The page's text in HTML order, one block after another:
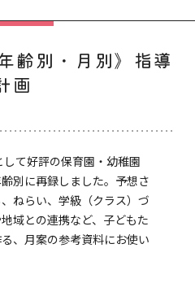
齢別・月別》指導
画
して好評の保育園・幼稚園
別に再録しました。予想さ
ねらい、学級（クラス）づ
域との連携など、子どもた
、月案の参考資料にお使い